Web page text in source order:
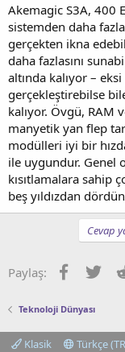
Akemagic S3A, 400
sistemden daha
gerçekten ikna
daha fazlasını
altında kalıyor –
gerçekleştirebilse
kalıyor. Övgü, RAM
manyetik yan flep
modülleri iyi bir
ile uygundur. Genel
kısıtlamalara sahip
beş yıldızdan
Cevap
Paylaş: Facebook
Teknoloji Dünyası
Klasik
Türkçe